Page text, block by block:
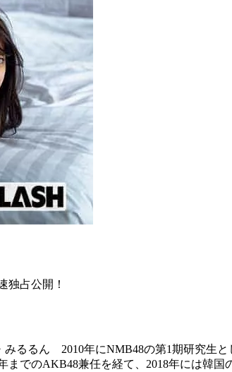
独占公開！
るん 2010年にNMB48の第1期研究生と
までのAKB48兼任を経て、2018年には韓